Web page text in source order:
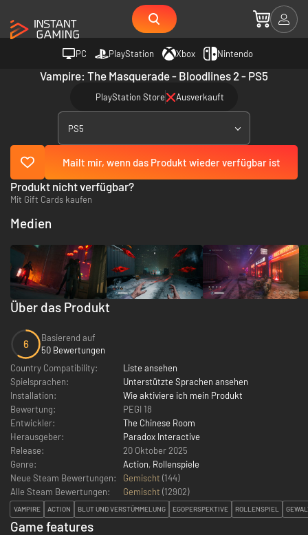
PC PlayStation Xbox Nintendo
Vampire: The Masquerade - Bloodlines 2 - PS5
PlayStation Store Ausverkauft
PS5
Mailt mir, wenn das Produkt wieder verfügbar ist
Produkt nicht verfügbar?
Mit Gift Cards kaufen
Über das Produkt
6
Basierend auf
50 Bewertungen
Country Compatibility:
Liste ansehen
Spielsprachen:
Unterstützte Sprachen ansehen
Installation:
Wie aktiviere ich mein Produkt
Bewertung:
PEGI 18
Entwickler:
The Chinese Room
Herausgeber:
Paradox Interactive
Release:
20 Oktober 2025
Genre:
Action, Rollenspiele
Neue Steam Bewertungen:
Gemischt (144)
Alle Steam Bewertungen:
Gemischt (12902)
VAMPIRE ACTION BLUT UND VERSTÜMMELUNG EGOPERSPEKTIVE ROLLENSPIEL
Medien
Game features